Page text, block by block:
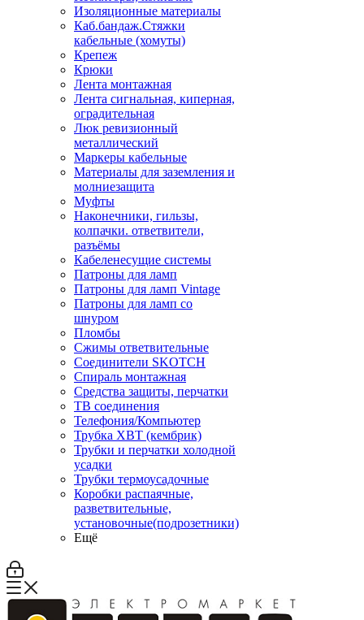
Изоляционные материалы
Каб.бандаж.Стяжки
кабельные (хомуты)
Крепеж
Крюки
Лента монтажная
Лента сигнальная, киперная,
оградительная
Люк ревизионный
металлический
Маркеры кабельные
Материалы для заземления и
молниезащита
Муфты
Наконечники, гильзы,
колпачки. ответвители,
разъёмы
Кабеленесущие системы
Патроны для ламп
Патроны для ламп Vintage
Патроны для ламп со
шнуром
Пломбы
Сжимы ответвительные
Соединители SKOTCH
Спираль монтажная
Средства защиты, перчатки
ТВ соединения
Телефония/Компьютер
Трубка ХВТ (кембрик)
Трубки и перчатки холодной
усадки
Трубки термоусадочные
Коробки распаячные,
разветвительные,
установочные(подрозетники)
Ещё